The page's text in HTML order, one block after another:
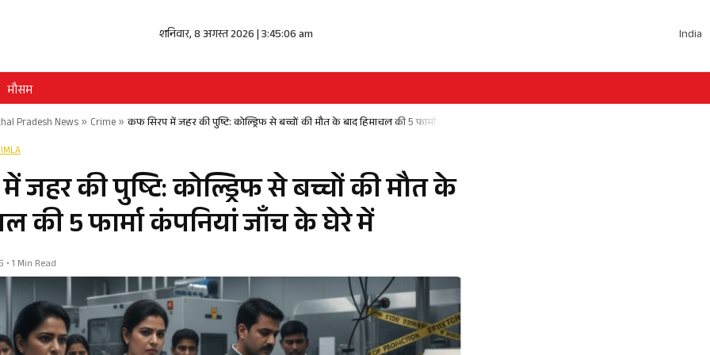
शनिवार, 8 अगस्त 2026 | 3:45:07 am India
मौसम
Pradesh News» Crime» कफ सिरप में जहर की पुष्टि: कोल्ड्रिफ से बच्चों की मौत के बाद हिमाचल की 5 फार्मा कंपनियां जाँच के घेरे में
जहर की पुष्टि: कोल्ड्रिफ से बच्चों की मौत के
की 5 फार्मा कंपनियां जाँच के घेरे में
1 Min Read